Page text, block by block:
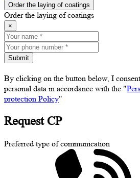
Order the laying of coatings
Order the laying of coatings
×
Submit
By clicking on the button below, I
personal data in accordance with the "
protection Policy"
Request CP
Preferred type of communication